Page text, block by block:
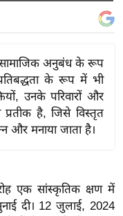
सामाजिक अनुबंध के रूप
के रूप में भी
उनके परिवारों और
है, जिसे विस्तृत
और मनाया जाता है।
एक सांस्कृतिक क्षण में
दी। 12 जुलाई, 2024